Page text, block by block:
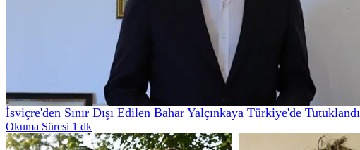
İsviçre'den Sınır Dışı Edilen Bahar Yalçınkaya Türkiye'de Tutuklandı
Okuma Süresi 1 dk